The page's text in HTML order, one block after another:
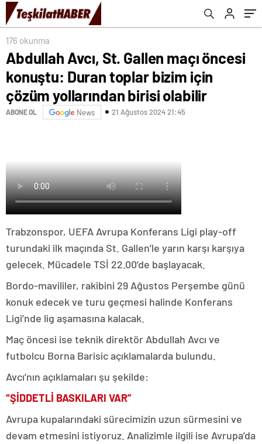
yollarından birisi olabilir
176 okunma
Abdullah Avcı, St. Gallen maçı öncesi
konuştu: Duran toplar bizim için
çözüm yollarından birisi olabilir
ABONE OL News 21 Ağustos 2024 21:45
Trabzonspor, UEFA Avrupa Konferans Ligi play-off
turundaki ilk maçında St. Gallen’le yarın karşı karşıya
gelecek. Mücadele TSİ 22.00’de başlayacak.
Bordo-mavililer, rakibini 29 Ağustos Perşembe günü
konuk edecek ve turu geçmesi halinde Konferans
Ligi’nde lig aşamasına kalacak.
Maç öncesi ise teknik direktör Abdullah Avcı ve
futbolcu Borna Barisic açıklamalarda bulundu.
Avcı’nın açıklamaları şu şekilde:
“ŞİDDETLİ BASKILARI VAR”
Avrupa kupalarındaki sürecimizin uzun sürmesini ve
devam etmesini istiyoruz. Analizimle ilgili ise Avrupa’da